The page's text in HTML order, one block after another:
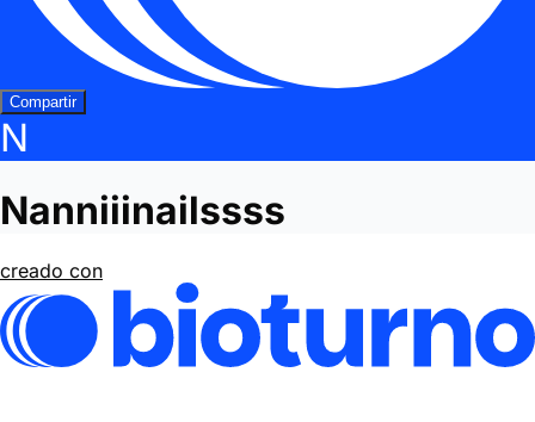
Compartir
N
Nanniiinailssss
creado con